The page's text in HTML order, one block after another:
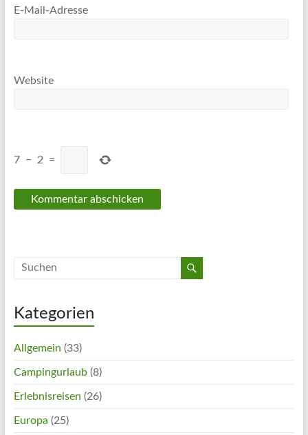
E-Mail-Adresse
Website
7 − 2 =
Kategorien
Allgemein (33)
Campingurlaub(8)
Erlebnisreisen (26)
Europa (25)